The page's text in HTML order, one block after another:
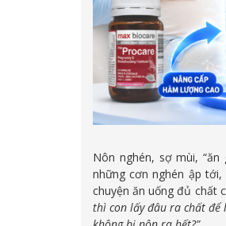
Nôn nghén, sợ mùi,
những cơn nghén ập
chuyện ăn uống đủ chất
thì con lấy đâu ra chất để